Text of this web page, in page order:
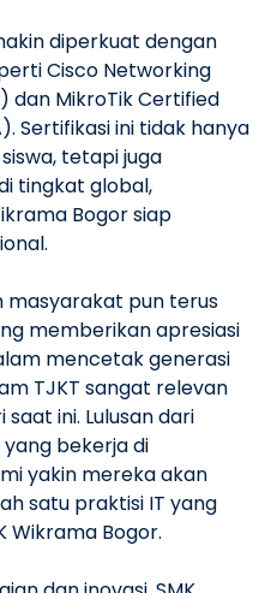
diperkuat dengan
Cisco Networking
dan MikroTik Certified
Sertifikasi ini tidak hanya
tetapi juga
tingkat global,
Bogor siap
masyarakat pun terus
memberikan apresiasi
mencetak generasi
TJKT sangat relevan
ini. Lulusan dari
bekerja di
yakin mereka akan
satu praktisi IT yang
Wikrama Bogor.